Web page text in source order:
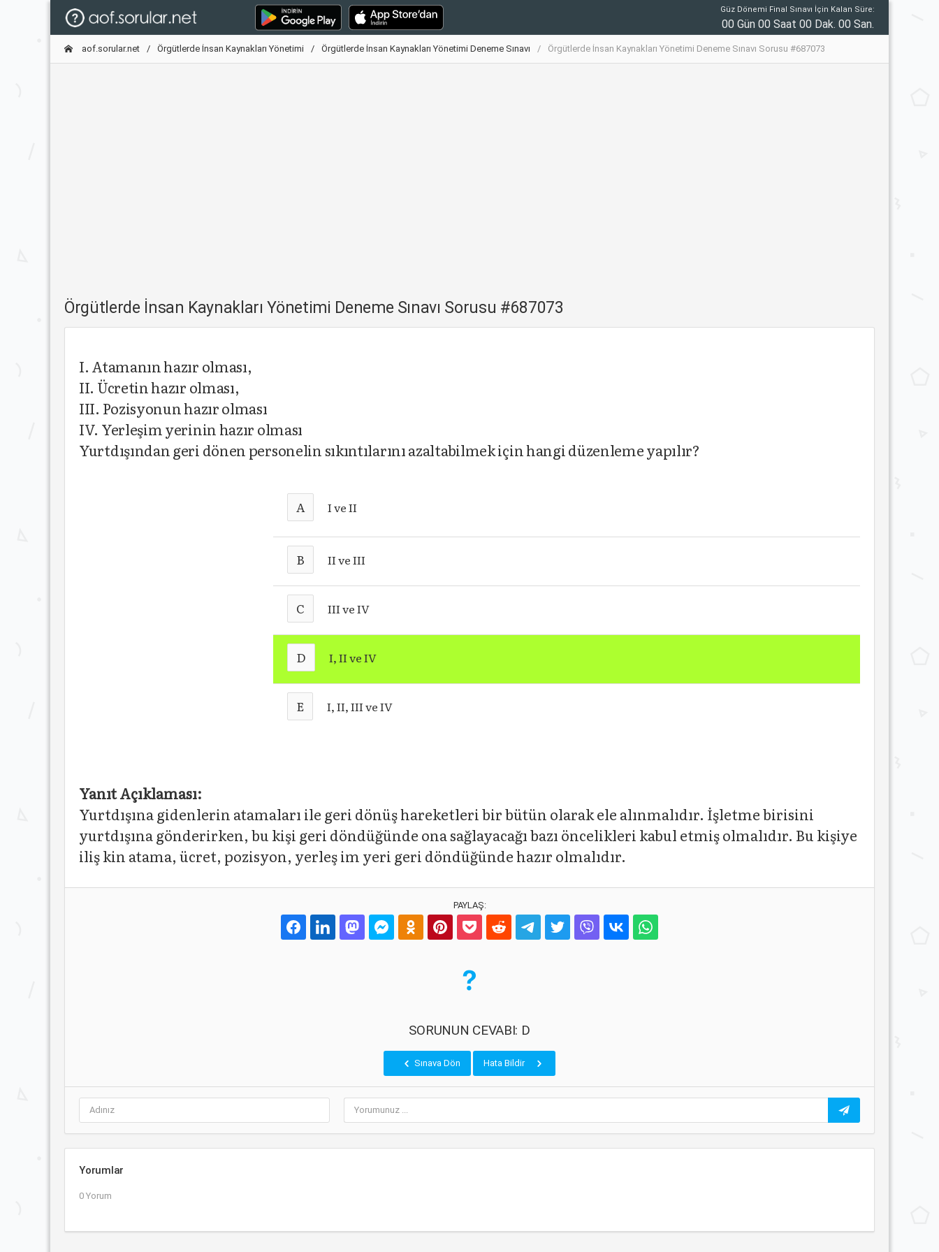
Güz Dönemi Final Sınavı İçin Kalan Süre:
00 Gün 00 Saat 00 Dak. 00 San.
aof.sorular.net Örgütlerde İnsan Kaynakları Yönetimi Örgütlerde İnsan Kaynakları Yönetimi Deneme Sınavı Örgütlerde İnsan Kaynakları Yönetimi Deneme Sınavı Sorusu #687073
Örgütlerde İnsan Kaynakları Yönetimi Deneme Sınavı Sorusu #687073
I. Atamanın hazır olması,
II. Ücretin hazır olması,
III. Pozisyonun hazır olması
IV. Yerleşim yerinin hazır olması
Yurtdışından geri dönen personelin sıkıntılarını azaltabilmek için hangi düzenleme yapılır?
A I ve II
B II ve III
C III ve IV
D I, II ve IV
E I, II, III ve IV
Yanıt Açıklaması:
Yurtdışına gidenlerin atamaları ile geri dönüş hareketleri bir bütün olarak ele alınmalıdır. İşletme birisini
yurtdışına gönderirken, bu kişi geri döndüğünde ona sağlayacağı bazı öncelikleri kabul etmiş olmalıdır. Bu kişiye
iliş kin atama, ücret, pozisyon, yerleş im yeri geri döndüğünde hazır olmalıdır.
PAYLAŞ:
SORUNUN CEVABI: D
Sınava Dön Hata Bildir
Yorumlar
0 Yorum